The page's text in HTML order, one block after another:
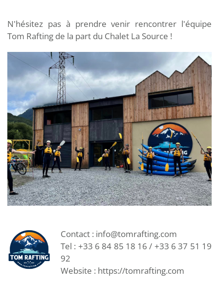
N'hésitez pas à prendre venir rencontrer l'équipe
Tom Rafting de la part du Chalet La Source !
Contact : info@tomrafting.com
Tel : +33 6 84 85 18 16 / +33 6 37 51 19
92
Website : https://tomrafting.com